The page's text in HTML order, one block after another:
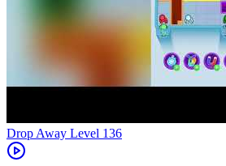
Level 136